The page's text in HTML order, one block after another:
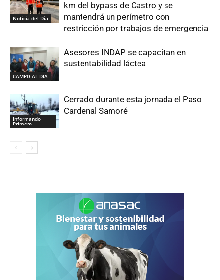
Noticia del Día
km del bypass de Castro y se
mantendrá un perímetro con
restricción por trabajos de emergencia
CAMPO AL DIA
Asesores INDAP se capacitan en
sustentabilidad láctea
Informando
Primero
Cerrado durante esta jornada el Paso
Cardenal Samoré